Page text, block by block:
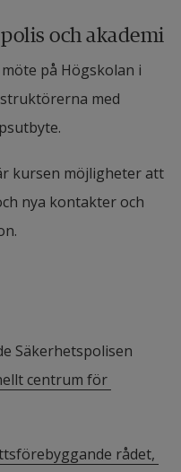
och akademi
på Högskolan i
med
kursen möjligheter att
nya kontakter och
Säkerhetspolisen
centrum för
rådet,